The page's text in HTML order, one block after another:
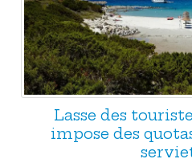
Lasse des
impose des